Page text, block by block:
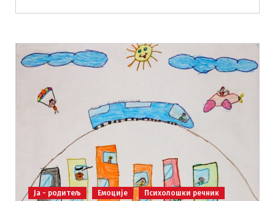
Ја - родитељ Емоције Психолошки речник